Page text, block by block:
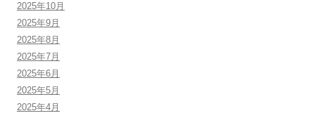
2025年10月
2025年9月
2025年8月
2025年7月
2025年6月
2025年5月
2025年4月